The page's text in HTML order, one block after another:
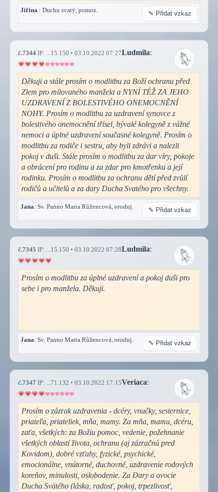
Jiřina : Duchu svatý, pomoz. ✎ Přidat vzkaz
č.7344 IP: ...15.150 • 03.10.2022 07:27Ludmila:
Děkuji a stále prosím o modlitbu za Boží ochranu před
Zlem pro milovaného manžela a NYNÍ TÉŽ ZA JEHO
UZDRAVENÍ Z BOLESTIVÉHO ONEMOCNĚNÍ
NOHY. Prosím o modlitbu za uzdravení synovce z
bolestivého onemocnění třísel, bývalé kolegyně z vážné
nemoci a úplné uzdravení současné kolegyně. Prosím o
modlitbu za rodiče i sestru, aby byli zdrávi a nalezli
pokoj v duši. Stále prosím o modlitbu za dar víry, pokoje
a obrácení pro rodinu a za zdar pro kmotřenku a její
rodinku. Prosím o modlitbu za ochranu dětí před zvůlí
rodičů a učitelů a za dary Ducha Svatého pro všechny.
Jana: Sv. Panno Maria Růžencová, oroduj. ✎ Přidat vzkaz
č.7345 IP: ...15.150 • 03.10.2022 07:28Ludmila:
Prosím o modlitbu za úplné uzdravení a pokoj duši pro
sebe i pro manžela. Děkuji.
Jana: Sv. Panno Maria Růžencová, oroduj. ✎ Přidat vzkaz
č.7347 IP: ...71.132 • 03.10.2022 17:15Veriaca:
Prosím o zázrak uzdravenia - dcéry, vnučky, sesternice,
priateľa, priateliek, mňa, mamy. Za mňa, mamu, dcéru,
zaťa, všetkých: za Božiu pomoc, vedenie, požehnanie
všetkých oblastí života, ochranu (aj zázračnú pred
Kovidom), dobré vzťahy, fyzické, psychické,
emocionálne, vnútorné, duchovné, uzdravenie rodových
koreňov, minulosti, oslobodenie. Za Dary a ovocie
Ducha Svätého (láska, radosť, pokoj, trpezlivosť,